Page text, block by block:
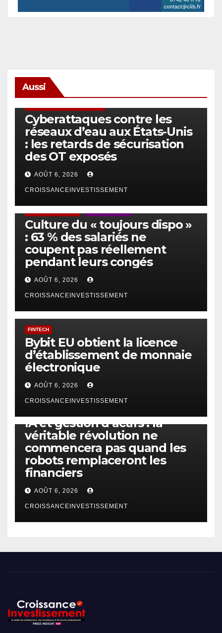
Aussi
Cyberattaques contre les
réseaux d’eau aux États-Unis
: les retards de sécurisation
des OT exposés
AOÛT 6, 2026
CROISSANCEINVESTISSEMENT
Culture du « toujours dispo »
: 63 % des salariés ne
coupent pas réellement
pendant leurs congés
AOÛT 6, 2026
CROISSANCEINVESTISSEMENT
FINTECH
Bybit EU obtient la licence
d’établissement de monnaie
électronique
AOÛT 6, 2026
CROISSANCEINVESTISSEMENT
IA et gestion d’actifs : la
véritable révolution ne
commencera pas quand les
robots remplaceront les
financiers
AOÛT 6, 2026
CROISSANCEINVESTISSEMENT